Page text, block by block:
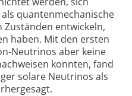
quantenmechanische
entwickeln,
haben. Mit den ersten
Neutrinos aber keine
konnten, fand
solare Neutrinos als